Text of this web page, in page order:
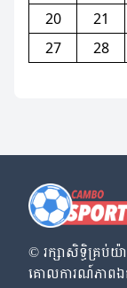
20
21
27
28
© រក្សា​សិទ្ធិ​គ្រប់​
គោលការណ៍​ភាព​